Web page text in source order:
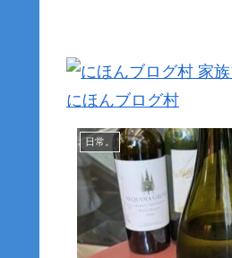
にほんブログ村
日常。